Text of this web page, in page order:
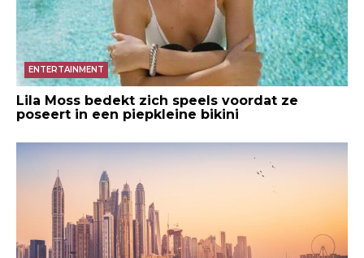
ENTERTAINMENT
Lila Moss bedekt zich speels voordat ze
poseert in een piepkleine bikini